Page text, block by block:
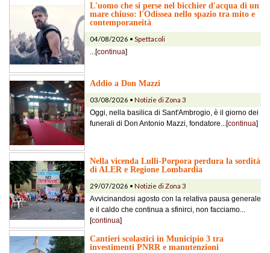
L'uomo che si perse nel bicchier d'acqua di un
mare chiuso: l'Odissea nello spazio tra mito e
contemporaneità
04/08/2026 • Spettacoli
...[continua]
Addio a Don Mazzi
03/08/2026 • Notizie di Zona 3
Oggi, nella basilica di Sant'Ambrogio, è il giorno dei
funerali di Don Antonio Mazzi, fondatore...[continua]
Nella vicenda Lulli-Porpora perdura la sordità
di ALER e Regione Lombardia
29/07/2026 • Notizie di Zona 3
Avvicinandosi agosto con la relativa pausa generale
e il caldo che continua a sfinirci, non facciamo...
[continua]
Cantieri scolastici in Municipio 3 tra
investimenti PNRR e manutenzioni